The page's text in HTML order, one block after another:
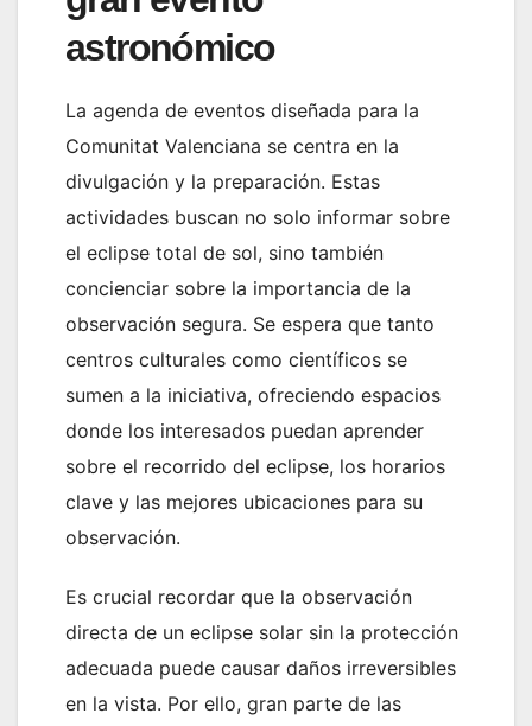
astronómico
La agenda de eventos diseñada para la
Comunitat Valenciana se centra en la
divulgación y la preparación. Estas
actividades buscan no solo informar sobre
el eclipse total de sol, sino también
concienciar sobre la importancia de la
observación segura. Se espera que tanto
centros culturales como científicos se
sumen a la iniciativa, ofreciendo espacios
donde los interesados puedan aprender
sobre el recorrido del eclipse, los horarios
clave y las mejores ubicaciones para su
observación.
Es crucial recordar que la observación
directa de un eclipse solar sin la protección
adecuada puede causar daños irreversibles
en la vista. Por ello, gran parte de las